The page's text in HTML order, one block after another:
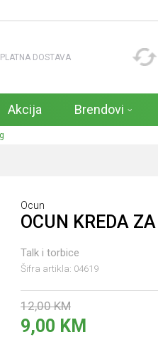
DOSTAVA
Akcija Brendovi
Ocun
OCUN KREDA
Talk i torbice
Šifra artikla: 04619
12,00 KM
9,00 KM